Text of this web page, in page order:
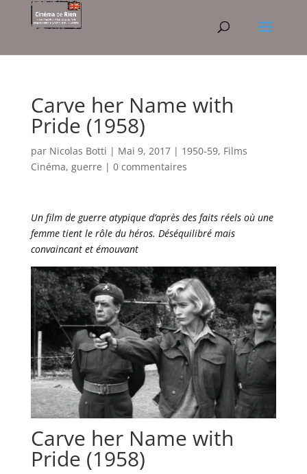
Carve her Name with
Pride (1958)
par Nicolas Botti | Mai 9, 2017| 1950-59, Films
Cinéma, guerre | 0 commentaires
Un film de guerre atypique d’après des faits réels où une
femme tient le rôle du héros. Déséquilibré mais
convaincant et émouvant
Carve her Name with
Pride (1958)